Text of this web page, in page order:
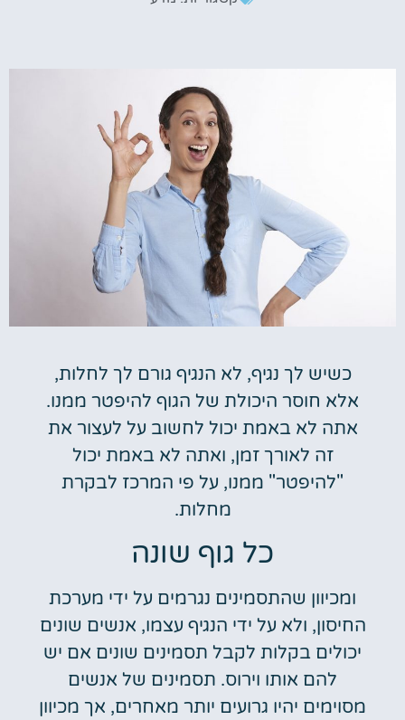
כשיש לך נגיף, לא הנגיף גורם לך לחלות,
אלא חוסר היכולת של הגוף להיפטר ממנו.
אתה לא באמת יכול לחשוב על לעצור את
זה לאורך זמן, ואתה לא באמת יכול
"להיפטר" ממנו, על פי המרכז לבקרת
מחלות.
כל גוף שונה
ומכיוון שהתסמינים נגרמים על ידי מערכת
החיסון, ולא על ידי הנגיף עצמו, אנשים שונים
יכולים בקלות לקבל תסמינים שונים אם יש
להם אותו וירוס. תסמינים של אנשים
מסוימים יהיו גרועים יותר מאחרים, אך מכיוון